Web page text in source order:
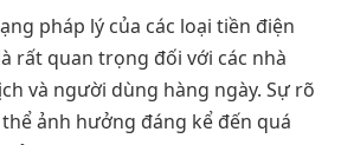
pháp lý của các loại tiền điện
rất quan trọng đối với các nhà
và người dùng hàng ngày. Sự rõ
ảnh hưởng đáng kể đến quá